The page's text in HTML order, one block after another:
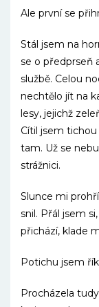
Ale první se
Stál jsem na
se o předprseň
službě. Celou
nechtělo jít na
lesy, jejichž
Cítil jsem
tam. Už se
strážnici.
Slunce mi
snil. Přál jsem
přichází, klade
Potichu jsem
Procházela